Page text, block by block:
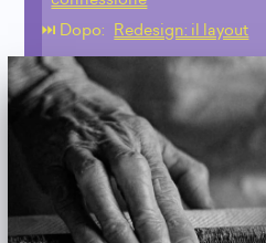
⏭️ Dopo:
Redesign: il layout